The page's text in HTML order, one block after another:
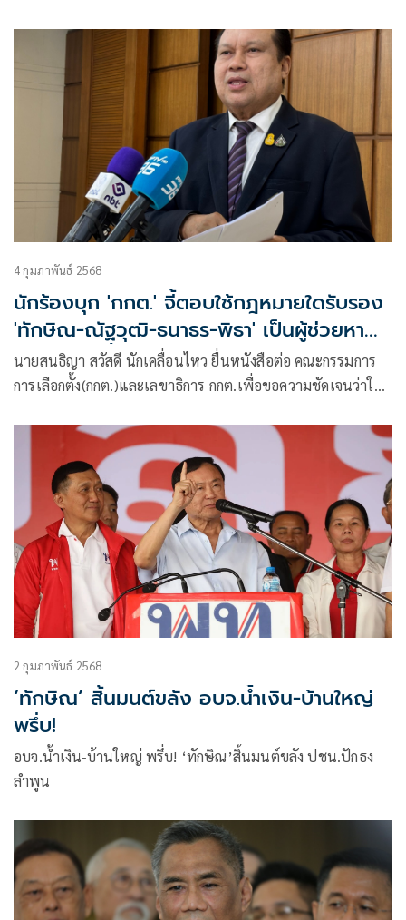
4 กุมภาพันธ์ 2568
นักร้องบุก 'กกต.' จี้ตอบใช้กฎหมายใดรับรอง
'ทักษิณ-ณัฐวุฒิ-ธนาธร-พิธา' เป็นผู้ช่วยหา
เสียงเลือกตั้ง อบจ.
นายสนธิญา สวัสดี นักเคลื่อนไหว ยื่นหนังสือต่อ คณะกรรมการ​
การเลือกตั้ง​(กกต.)​และเลขาธิการ กกต.เพื่อขอความชัดเจนว่าใช้
2 กุมภาพันธ์ 2568
‘ทักษิณ’ สิ้นมนต์ขลัง อบจ.น้ำเงิน-บ้านใหญ่
พรึ่บ!
อบจ.น้ำเงิน-บ้านใหญ่ พรึ่บ! ‘ทักษิณ’สิ้นมนต์ขลัง ปชน.ปักธง
ลำพูน